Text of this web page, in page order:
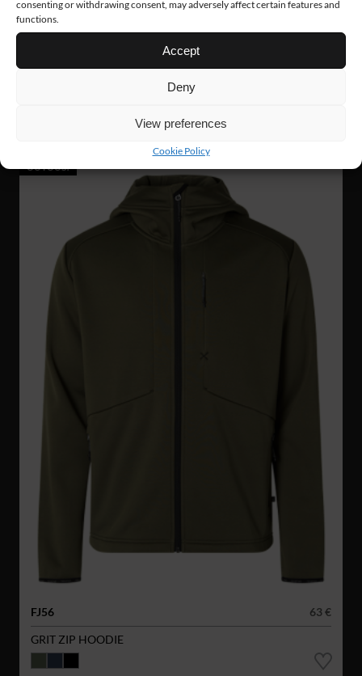
consenting or withdrawing consent, may adversely affect certain features and
functions.
Accept
Deny
View preferences
Cookie Policy
UUTUUS!
FJ56
63 €
GRIT ZIP HOODIE